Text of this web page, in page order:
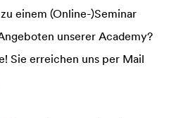
einem (Online-)Seminar
unserer Academy?
Sie erreichen uns per Mail